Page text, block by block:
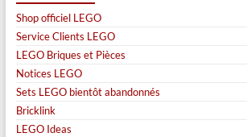
Shop officiel LEGO
Service Clients LEGO
LEGO Briques et Pièces
Notices LEGO
Sets LEGO bientôt abandonnés
Bricklink
LEGO Ideas